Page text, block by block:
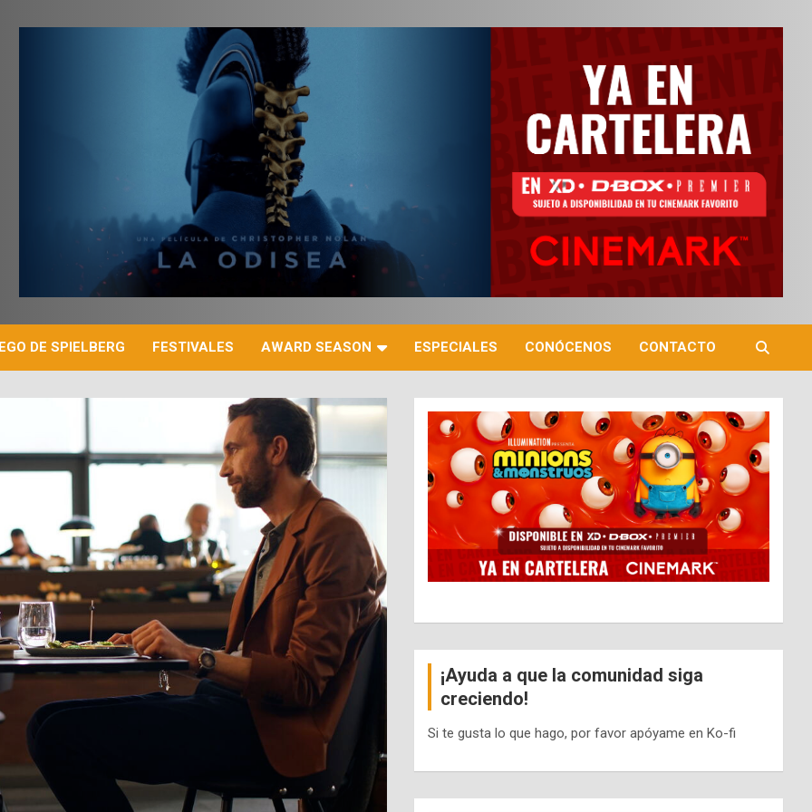
DE SPIELBERG FESTIVALES AWARD SEASON ESPECIALES CONÓCENOS CONTACTO
¡Ayuda a que la comunidad siga
creciendo!
Si te gusta lo que hago, por favor apóyame en Ko-fi